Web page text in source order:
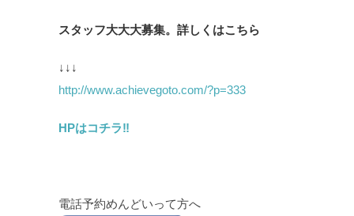
スタッフ大大大募集。詳しくはこちら
↓↓↓
http://www.achievegoto.com/?p=333
HPはコチラ‼︎
電話予約めんどいって方へ